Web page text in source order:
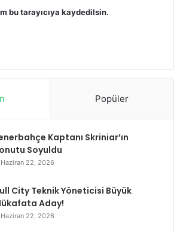
bu tarayıcıya kaydedilsin.
Popüler
Kaptanı Skriniar’ın
Soyuldu
Haziran 22, 2026
City Teknik Yöneticisi Büyük
Aday!
Haziran 22, 2026